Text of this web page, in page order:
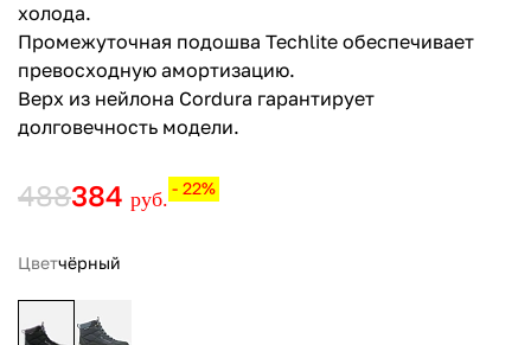
холода.
Промежуточная подошва Techlite обеспечивает
превосходную амортизацию.
Верх из нейлона Cordura гарантирует
долговечность модели.
488384 руб. - 22%
Цветчёрный